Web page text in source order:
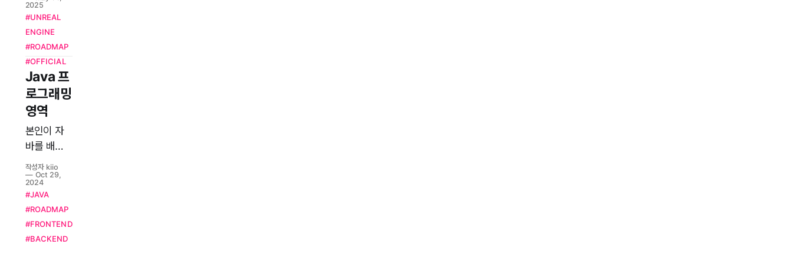
윈모션에서
카드 형태
로 보기 편
한 사이트
가 있다. 오
피셜 사이
트이므로
2025
#UNREAL
ENGINE
#ROADMAP
#OFFICIAL
Java 프
로그래밍
영역
본인이 자
바를 배우
게된 경로
는 우연히
마인크래프
트 자체서
버 구축하
다 자바를
작성자 kiio
Oct 29,
2024
#JAVA
#ROADMAP
#FRONTEND
#BACKEND